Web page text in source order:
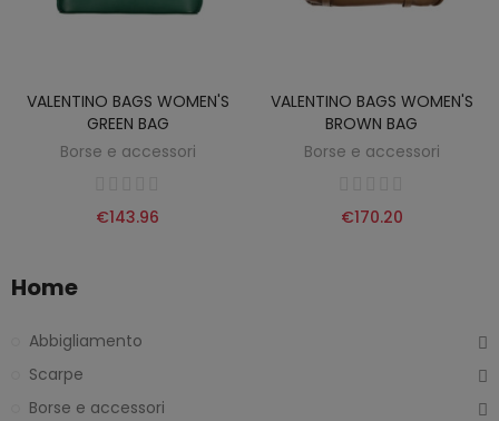
VALENTINO BAGS WOMEN'S
GREEN BAG
Borse e accessori
€143.96
VALENTINO BAGS WOMEN'S
BROWN BAG
Borse e accessori
€170.20
Home
Abbigliamento
Scarpe
Borse e accessori